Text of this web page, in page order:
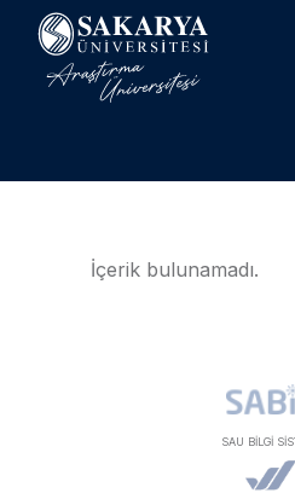
İçerik bulunamadı.
SAU BİLGİ